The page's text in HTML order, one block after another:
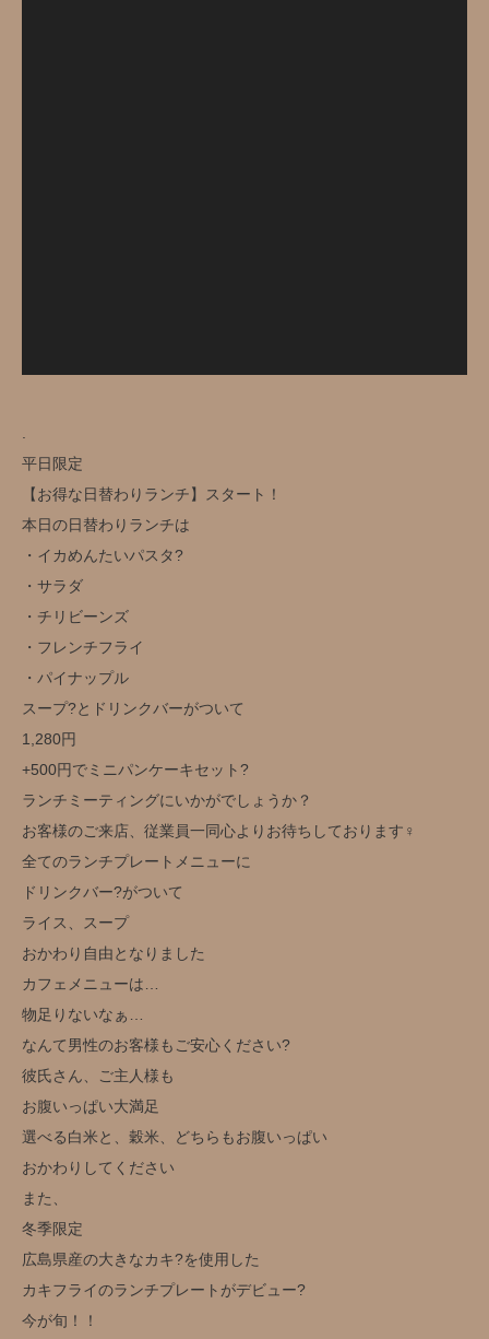
平日限定️
【お得な日替わりランチ】スタート！
本日の日替わりランチは
・イカめんたいパスタ?
・サラダ
・チリビーンズ
・フレンチフライ
・パイナップル
スープ?とドリンクバー️がついて
1,280円️
+500円でミニパンケーキセット?
ランチミーティングにいかがでしょうか？
お客様のご来店、従業員一同心よりお待ちしております‍♀️
全てのランチプレートメニューに
ドリンクバー?がついて
ライス、スープ
おかわり自由となりました
カフェメニューは…
物足りないなぁ…
なんて男性のお客様もご安心ください?
彼氏さん、ご主人様も
お腹いっぱい大満足
選べる白米と、穀米、どちらもお腹いっぱい
おかわりしてください
また、
冬季限定️
広島県産の大きなカキ?を使用した
カキフライのランチプレートがデビュー?️
今が旬！！